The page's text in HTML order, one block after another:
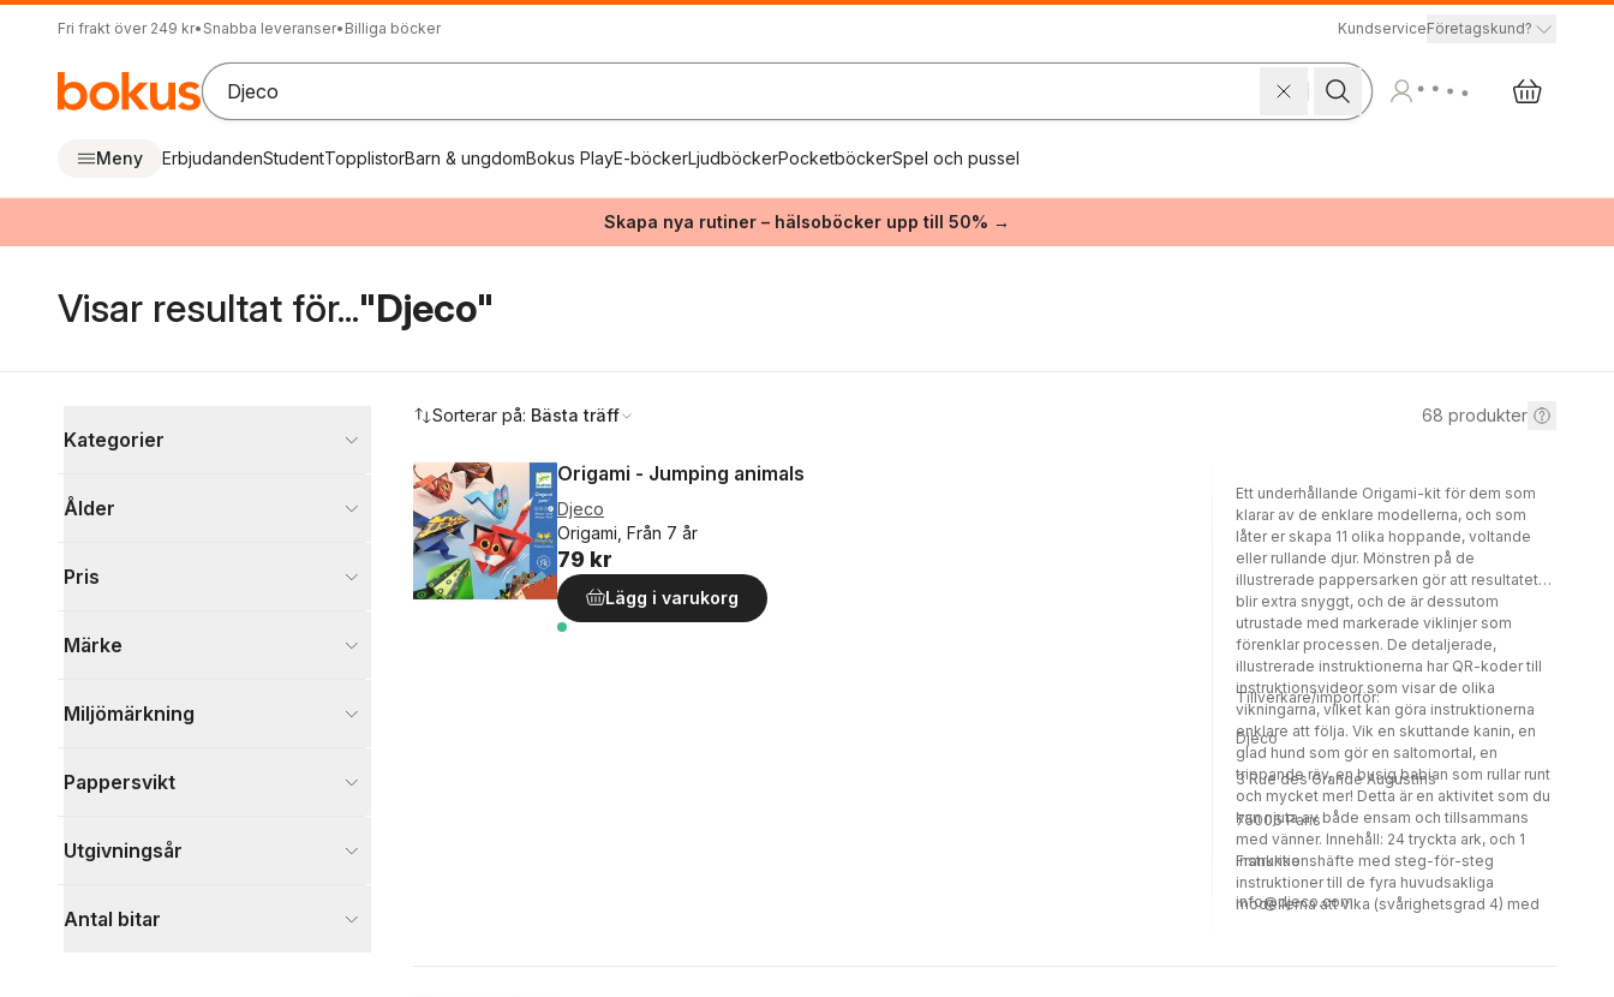
Fri frakt över 249 kr• Snabba leveranser• Billiga böcker KundserviceFöretagskund?
Meny ErbjudandenStudentTopplistorBarn & ungdomBokus PlayE-böckerLjudböckerPocketböckerSpel och pussel
Skapa nya rutiner – hälsoböcker upp till 50% →
Visar resultat för..."Djeco"
Kategorier
Visa fler
Måla och pyssla
Hem & Fritid
Ålder
Pris
Märke
Miljömärkning
Pappersvikt
Utgivningsår
Antal bitar
Sorterar på: Bästa träff 68 produkter
Origami - Jumping animals
Djeco
Origami, Från 7 år
79 kr
Lägg i varukorg
Ett underhållande Origami-kit för dem som
klarar av de enklare modellerna, och som
låter er skapa 11 olika hoppande, voltande
eller rullande djur. Mönstren på de
illustrerade pappersarken gör att resultatet
blir extra snyggt, och de är dessutom
utrustade med markerade viklinjer som
förenklar processen. De detaljerade,
illustrerade instruktionerna har QR-koder till
instruktionsvideor som visar de olika
vikningarna, vilket kan göra instruktionerna
enklare att följa. Vik en skuttande kanin, en
glad hund som gör en saltomortal, en
trippande räv, en busig babian som rullar runt
och mycket mer! Detta är en aktivitet som du
kan njuta av både ensam och tillsammans
med vänner. Innehåll: 24 tryckta ark, och 1
instruktionshäfte med steg-för-steg
instruktioner till de fyra huvudsakliga
modellerna att vika (svårighetsgrad 4) med
Tillverkare/importör:
Djeco
3 Rue des Grande Augustins
75006 Paris
Frankrike
info@djeco.com